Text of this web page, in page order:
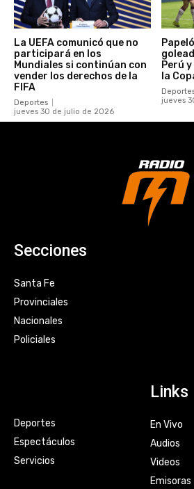
La UEFA comunicó que no
participará en los
Mundiales si continúan con
vender los derechos de la
FIFA
Deportes
jueves 30 de julio de 2026
Perú
la
jueves
Secciones
Santa Fe
Provinciales
Nacionales
Policiales
Deportes
Espectáculos
Servicios
Links
En Vivo
Audios
Videos
Emisoras